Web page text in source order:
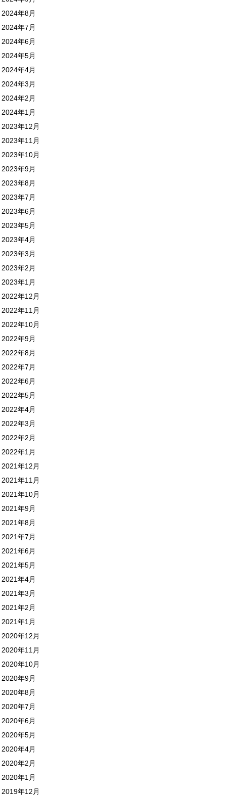
2024年8月
2024年7月
2024年6月
2024年5月
2024年4月
2024年3月
2024年2月
2024年1月
2023年12月
2023年11月
2023年10月
2023年9月
2023年8月
2023年7月
2023年6月
2023年5月
2023年4月
2023年3月
2023年2月
2023年1月
2022年12月
2022年11月
2022年10月
2022年9月
2022年8月
2022年7月
2022年6月
2022年5月
2022年4月
2022年3月
2022年2月
2022年1月
2021年12月
2021年11月
2021年10月
2021年9月
2021年8月
2021年7月
2021年6月
2021年5月
2021年4月
2021年3月
2021年2月
2021年1月
2020年12月
2020年11月
2020年10月
2020年9月
2020年8月
2020年7月
2020年6月
2020年5月
2020年4月
2020年2月
2020年1月
2019年12月